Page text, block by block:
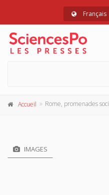
Français
Accueil Rome, promenades sociologiques
IMAGES